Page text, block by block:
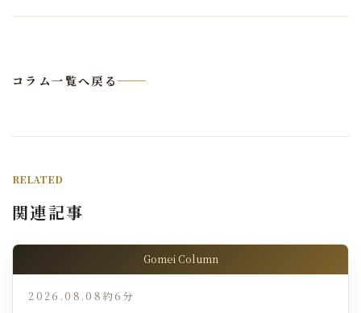
コラム一覧へ戻る
RELATED
関連記事
Gomei Column
2026.08.08 約6分